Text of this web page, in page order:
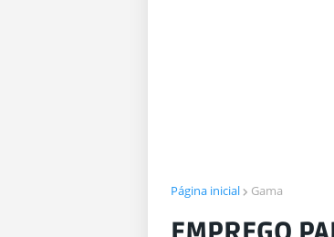
Página inicial Gama